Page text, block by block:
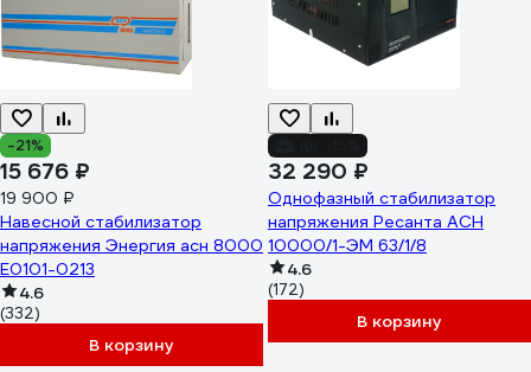
-21%
15 676 ₽
19 900 ₽
Навесной стабилизатор
напряжения Энергия асн 8000
Е0101-0213
4.6
(332)
В корзину
32 290 ₽
Однофазный стабилизатор
напряжения Ресанта АСН
10000/1-ЭМ 63/1/8
4.6
(172)
В корзину